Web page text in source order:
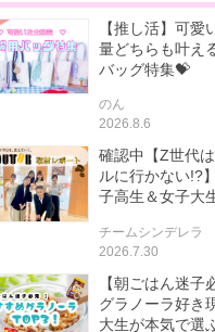
【推し活】可愛
量どちらも叶え
バッグ特集💝
のん
2026.8.6
確認中【Z世代
ルに行かない!?
子高生＆女子大
チームシンデレラ
2026.7.30
【朝ごはん迷子
グラノーラ好き
大生が本気で選